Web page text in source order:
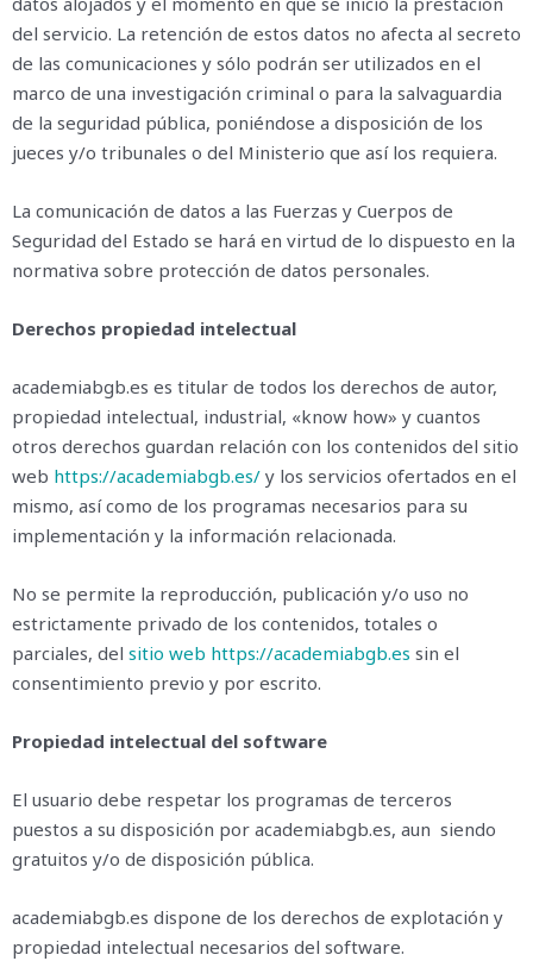
del servicio. La retención de estos datos no afecta al secreto
de las comunicaciones y sólo podrán ser utilizados en el
marco de una investigación criminal o para la salvaguardia
de la seguridad pública, poniéndose a disposición de los
jueces y/o tribunales o del Ministerio que así los requiera.
La comunicación de datos a las Fuerzas y Cuerpos de
Seguridad del Estado se hará en virtud de lo dispuesto en la
normativa sobre protección de datos personales.
Derechos propiedad intelectual
academiabgb.es es titular de todos los derechos de autor,
propiedad intelectual, industrial, «know how» y cuantos
otros derechos guardan relación con los contenidos del sitio
web https://academiabgb.es/ y los servicios ofertados en el
mismo, así como de los programas necesarios para su
implementación y la información relacionada.
No se permite la reproducción, publicación y/o uso no
estrictamente privado de los contenidos, totales o
parciales, del sitio web https://academiabgb.es sin el
consentimiento previo y por escrito.
Propiedad intelectual del software
El usuario debe respetar los programas de terceros
puestos a su disposición por academiabgb.es, aun siendo
gratuitos y/o de disposición pública.
academiabgb.es dispone de los derechos de explotación y
propiedad intelectual necesarios del software.